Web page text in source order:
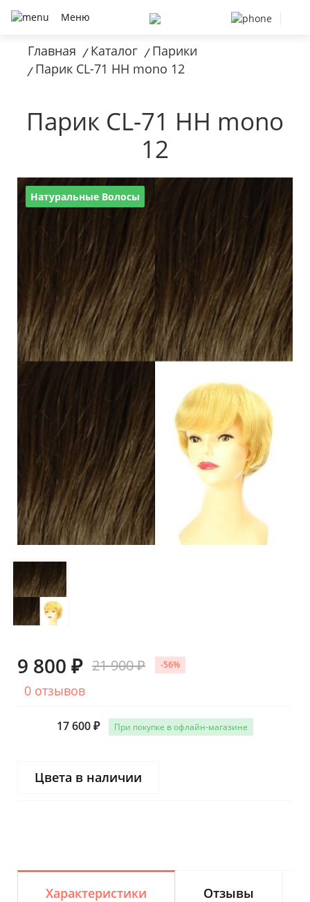
Меню
Главная / Каталог / Парики
/ Парик CL-71 HH mono 12
Парик CL-71 HH mono
12
Натуральные Волосы
9 800 ₽ 21 900 ₽ -56%
0 отзывов
17 600 ₽ При покупке в офлайн-магазине
Цвета в наличии
Характеристики Отзывы